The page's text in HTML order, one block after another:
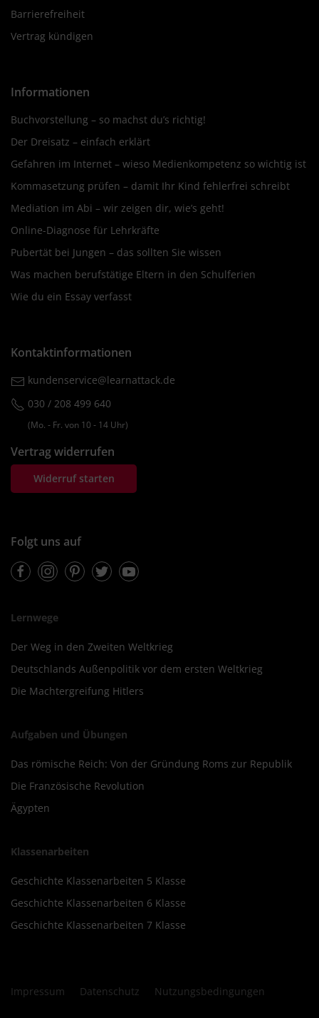
Barrierefreiheit
Vertrag kündigen
Informationen
Buchvorstellung – so machst du’s richtig!
Der Dreisatz – einfach erklärt
Gefahren im Internet – wieso Medienkompetenz so wichtig ist
Kommasetzung prüfen – damit Ihr Kind fehlerfrei schreibt
Mediation im Abi – wir zeigen dir, wie’s geht!
Online-Diagnose für Lehrkräfte
Pubertät bei Jungen – das sollten Sie wissen
Was machen berufstätige Eltern in den Schulferien
Wie du ein Essay verfasst
Kontaktinformationen
kundenservice@learnattack.de
030 / 208 499 640
(Mo. ‐ Fr. von 10 ‐ 14 Uhr)
Vertrag widerrufen
Widerruf starten
Folgt uns auf
FacebookInstagramPinterestTwitterYoutube
Lernwege
Der Weg in den Zweiten Weltkrieg
Deutschlands Außenpolitik vor dem ersten Weltkrieg
Die Machtergreifung Hitlers
Aufgaben und Übungen
Das römische Reich: Von der Gründung Roms zur Republik
Die Französische Revolution
Ägypten
Klassenarbeiten
Geschichte Klassenarbeiten 5 Klasse
Geschichte Klassenarbeiten 6 Klasse
Geschichte Klassenarbeiten 7 Klasse
Impressum Datenschutz Nutzungsbedingungen